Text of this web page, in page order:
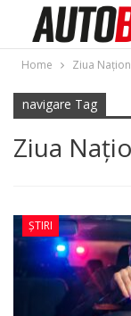
Home Ziua
navigare Tag
Ziua
ȘTIRI